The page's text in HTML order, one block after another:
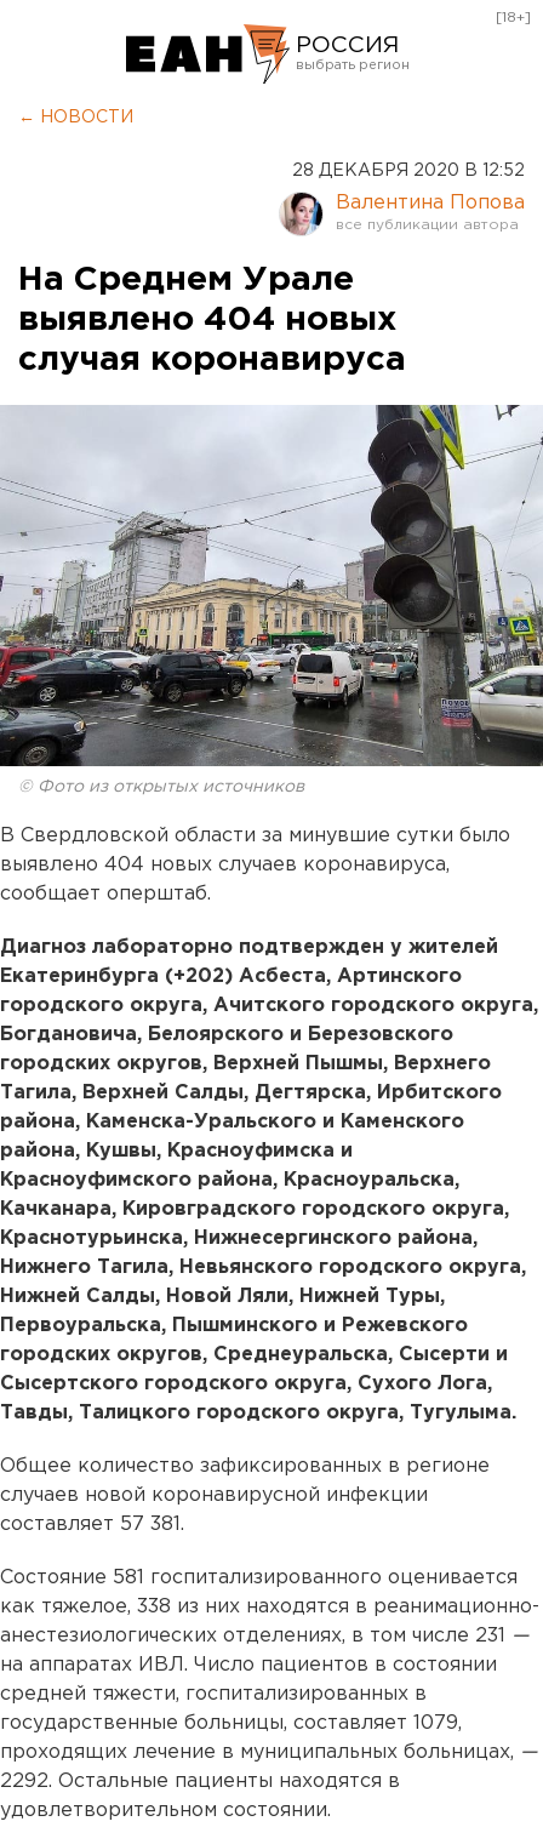
РОССИЯ
Курган
Оренбург
[18+]
← НОВОСТИ
28 ДЕКАБРЯ 2020 В 12:52
Валентина Попова
На Среднем Урале
выявлено 404 новых
случая коронавируса
© Фото из открытых источников
В Свердловской области за минувшие сутки было
выявлено 404 новых случаев коронавируса,
сообщает оперштаб.
Диагноз лабораторно подтвержден у жителей
Екатеринбурга (+202) Асбеста, Артинского
городского округа, Ачитского городского округа,
Богдановича, Белоярского и Березовского
городских округов, Верхней Пышмы, Верхнего
Тагила, Верхней Салды, Дегтярска, Ирбитского
района, Каменска-Уральского и Каменского
района, Кушвы, Красноуфимска и
Красноуфимского района, Красноуральска,
Качканара, Кировградского городского округа,
Краснотурьинска, Нижнесергинского района,
Нижнего Тагила, Невьянского городского округа,
Нижней Салды, Новой Ляли, Нижней Туры,
Первоуральска, Пышминского и Режевского
городских округов, Среднеуральска, Сысерти и
Сысертского городского округа, Сухого Лога,
Тавды, Талицкого городского округа, Тугулыма.
Общее количество зафиксированных в регионе
случаев новой коронавирусной инфекции
составляет 57 381.
Состояние 581 госпитализированного оценивается
как тяжелое, 338 из них находятся в реанимационно-
анестезиологических отделениях, в том числе 231
—
на аппаратах ИВЛ. Число пациентов в состоянии
средней тяжести, госпитализированных в
государственные больницы, составляет 1079,
проходящих лечение в муниципальных больницах, —
2292. Остальные пациенты находятся в
удовлетворительном состоянии.